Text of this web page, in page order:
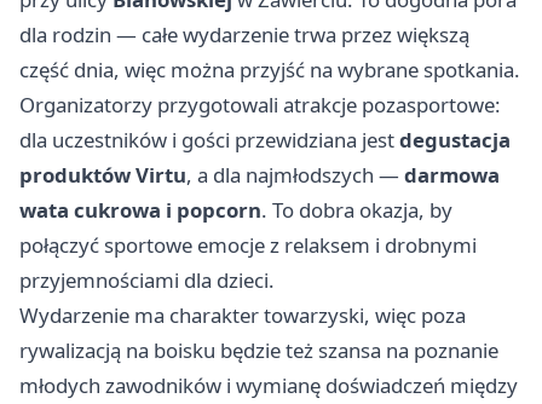
dla rodzin — całe wydarzenie trwa przez większą
część dnia, więc można przyjść na wybrane spotkania.
Organizatorzy przygotowali atrakcje pozasportowe:
dla uczestników i gości przewidziana jestdegustacja
produktów Virtu, a dla najmłodszych — darmowa
wata cukrowa i popcorn. To dobra okazja, by
połączyć sportowe emocje z relaksem i drobnymi
przyjemnościami dla dzieci.
Wydarzenie ma charakter towarzyski, więc poza
rywalizacją na boisku będzie też szansa na poznanie
młodych zawodników i wymianę doświadczeń między